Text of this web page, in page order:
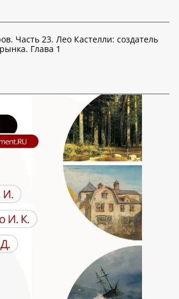
Часть 23. Лео Кастелли: создатель
Глава 1